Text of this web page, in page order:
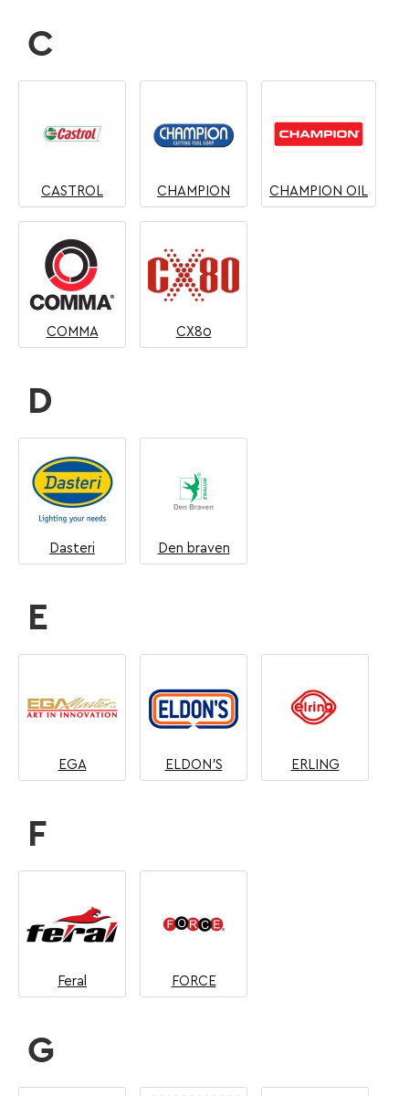
C
CASTROL CHAMPION CHAMPION OIL
COMMA CX80
D
Dasteri Den braven
E
EGA ELDON'S ERLING
F
Feral FORCE
G